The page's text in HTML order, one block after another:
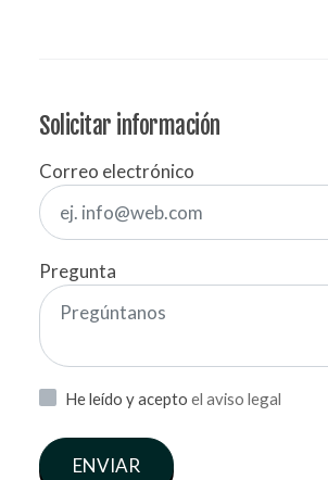
Solicitar información
Correo electrónico
Pregunta
He leído y acepto el aviso legal
ENVIAR